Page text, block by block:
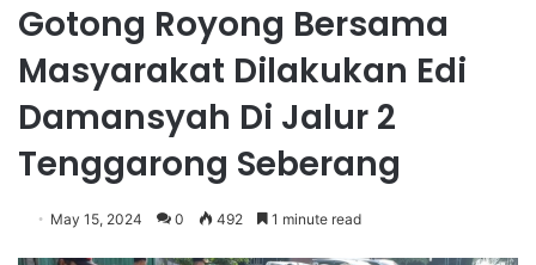
Gotong Royong Bersama
Masyarakat Dilakukan Edi
Damansyah Di Jalur 2
Tenggarong Seberang
May 15, 2024 0 492 1 minute read